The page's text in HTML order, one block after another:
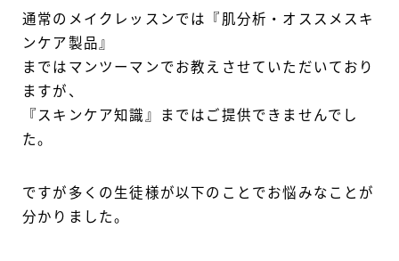
通常のメイクレッスンでは『肌分析・オススメスキ
ンケア製品』
まではマンツーマンでお教えさせていただいており
ますが、
『スキンケア知識』まではご提供できませんでし
た。
ですが多くの生徒様が以下のことでお悩みなことが
分かりました。